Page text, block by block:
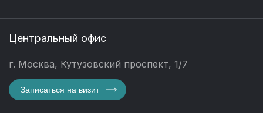
Центральный офис
г. Москва, Кутузовский проспект, 1/7
Записаться на визит